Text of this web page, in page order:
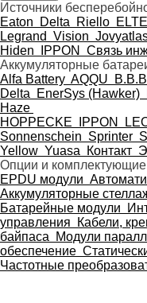
Источники
Eaton
Delta Riello
Legrand Vision
Hiden
IPPON
Связь
Аккумуляторные
Alfa Battery AQQU
Delta
EnerSys (Hawker)
Haze
HOPPECKE
IPPON
Sonnenschein Sprinter
Yellow Yuasa Контакт
Опции и комплектующие
EPDU модули
Аккумуляторные
Батарейные модули
управления
Кабели,
байпаса
Модули
обеспечение
Частотные